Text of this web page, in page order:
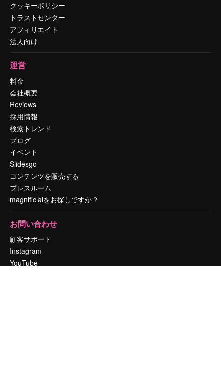
クッキーポリシー
トラストセンター
アフィリエイト
法人向け
運営
料金
会社概要
Reviews
採用情報
検索トレンド
ブログ
イベント
Slidesgo
コンテンツを販売する
プレスルーム
magnific.aiをお探しですか？
お問い合わせ
顧客サポート
Instagram
YouTube